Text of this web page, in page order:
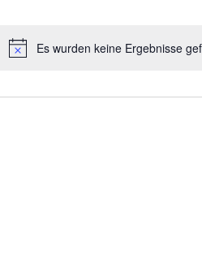
Es wurden keine Ergebnisse